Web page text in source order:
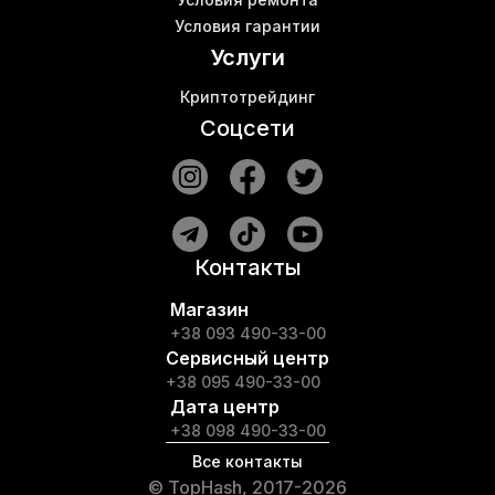
Условия гарантии
Услуги
Криптотрейдинг
Соцсети
Контакты
Магазин
+38 093 490-33-00
Сервисный центр
+38 095 490-33-00
Дата центр
+38 098 490-33-00
Все контакты
© TopHash, 2017-2026